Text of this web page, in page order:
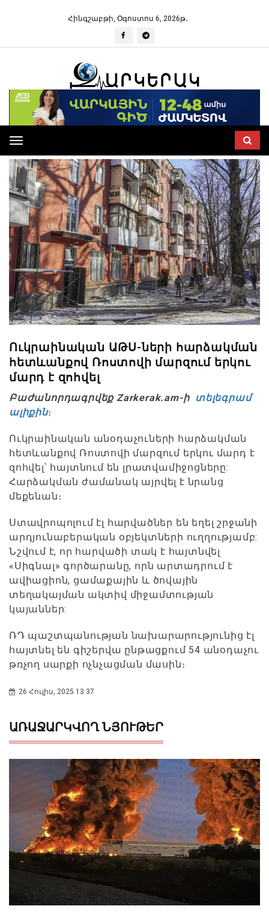
Հինգշաբթի, Օգոստոս 6, 2026թ․
Toggle
navigation
Ուկրաինական ԱԹՍ-ների հարձակման
հետևանքով Ռոստովի մարզում երկու
մարդ է զոհվել
Բաժանորդագրվեք Zarkerak.am-ի տելեգրամ
ալիքին։
Ուկրաինական անօդաչուների հարձակման
հետևանքով Ռոստովի մարզում երկու մարդ է
զոհվել՝ հայտնում են լրատվամիջոցները:
Հարձակման ժամանակ այրվել է նրանց
մեքենան։
Ստավրոպոլում էլ հարվածներ են եղել շրջանի
արդյունաբերական օբյեկտների ուղղությամբ:
Նշվում է, որ հարվածի տակ է հայտնվել
«Սիգնալ» գործարանը, որն արտադրում է
ավիացիոն, ցամաքային և ծովային
տեղակայման ակտիվ միջամտության
կայաններ:
ՌԴ պաշտպանության նախարարությունից էլ
հայտնել են գիշերվա ընթացքում 54 անօդաչու
թռչող սարքի ոչնչացման մասին։
26 Հուլիս, 2025 13:37
ԱՌԱՋԱՐԿՎՈՂ ՆՅՈՒԹԵՐ